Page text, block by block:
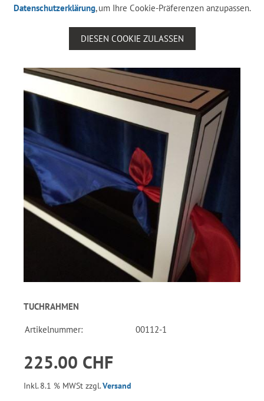
Datenschutzerklärung, um Ihre Cookie-Präferenzen anzupassen.
DIESEN COOKIE ZULASSEN
TUCHRAHMEN
Artikelnummer: 00112-1
225.00 CHF
Inkl. 8.1 % MWSt zzgl.Versand